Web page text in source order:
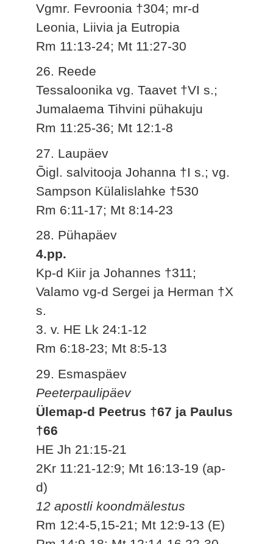
Vgmr. Fevroonia †304; mr-d
Leonia, Liivia ja Eutropia
Rm 11:13-24; Mt 11:27-30
26. Reede
Tessaloonika vg. Taavet †VI s.;
Jumalaema Tihvini pühakuju
Rm 11:25-36; Mt 12:1-8
27. Laupäev
Õigl. salvitooja Johanna †I s.; vg.
Sampson Külalislahke †530
Rm 6:11-17; Mt 8:14-23
28. Pühapäev
4.pp.
Kp-d Kiir ja Johannes †311;
Valamo vg-d Sergei ja Herman †X
s.
3. v. HE Lk 24:1-12
Rm 6:18-23; Mt 8:5-13
29. Esmaspäev
Peeterpaulipäev
Ülemap-d Peetrus †67 ja Paulus
†66
HE Jh 21:15-21
2Kr 11:21-12:9; Mt 16:13-19 (ap-
d)
12 apostli koondmälestus
Rm 12:4-5,15-21; Mt 12:9-13 (E)